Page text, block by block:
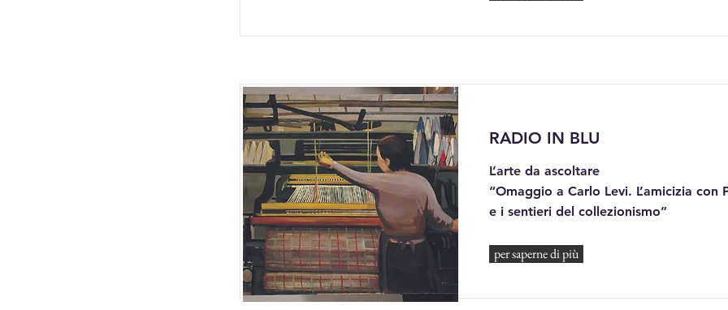
RADIO IN BLU
L’arte da ascoltare
“Omaggio a Carlo Levi. L’amicizia con
e i sentieri del collezionismo”
per saperne di più